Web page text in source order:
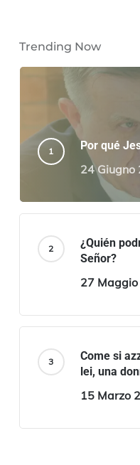
Trending Now
Por qué
24 Giugno
¿Quién
Señor?
27
Come si
lei, una
15 Marzo